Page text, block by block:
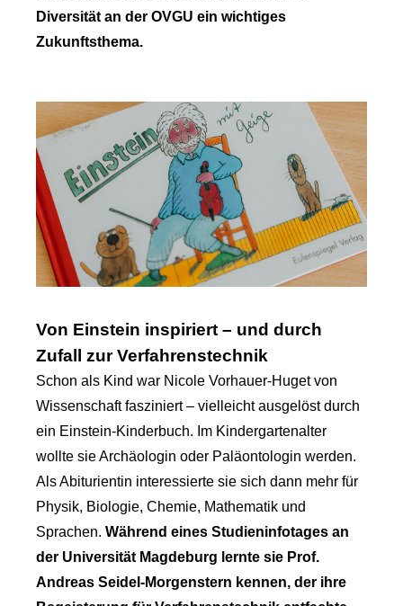
Diversität an der OVGU ein wichtiges
Zukunftsthema.
Von Einstein inspiriert – und durch
Zufall zur Verfahrenstechnik
Schon als Kind war Nicole Vorhauer-Huget von
Wissenschaft fasziniert – vielleicht ausgelöst durch
ein Einstein-Kinderbuch. Im Kindergartenalter
wollte sie Archäologin oder Paläontologin werden.
Als Abiturientin interessierte sie sich dann mehr für
Physik, Biologie, Chemie, Mathematik und
Sprachen. Während eines Studieninfotages an
der Universität Magdeburg lernte sie Prof.
Andreas Seidel-Morgenstern kennen, der ihre